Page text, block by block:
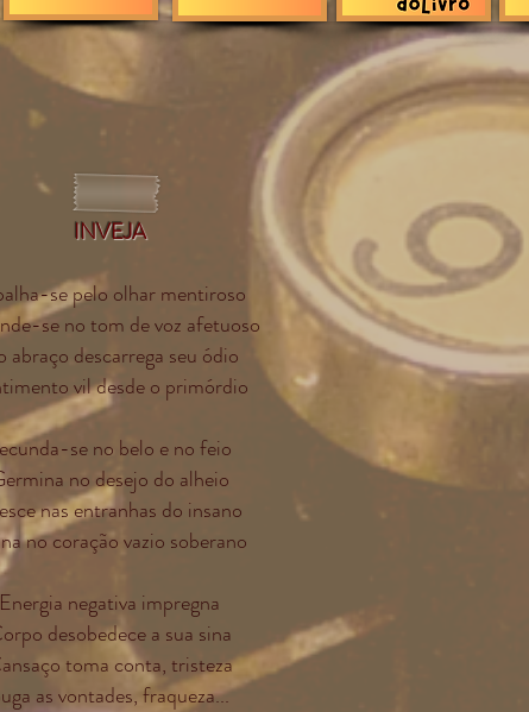
INVEJA
se pelo olhar mentiroso
se no tom de voz afetuoso
abraço descarrega seu ódio
vil desde o primórdio
se no belo e no feio
no desejo do alheio
nas entranhas do insano
no coração vazio soberano
Energia negativa impregna
desobedece a sua sina
toma conta, tristeza
as vontades, fraqueza...